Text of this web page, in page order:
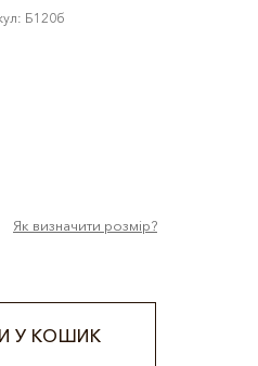
Б120б
Як визначити розмір?
У КОШИК